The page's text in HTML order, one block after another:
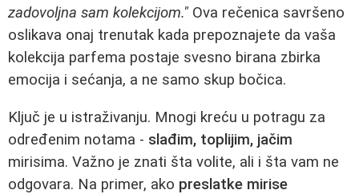
zadovoljna sam kolekcijom." Ova rečenica savršeno
oslikava onaj trenutak kada prepoznajete da vaša
kolekcija parfema postaje svesno birana zbirka
emocija i sećanja, a ne samo skup bočica.
Ključ je u istraživanju. Mnogi kreću u potragu za
određenim notama - slađim, toplijim, jačim
mirisima. Važno je znati šta volite, ali i šta vam ne
odgovara. Na primer, ako preslatke mirise